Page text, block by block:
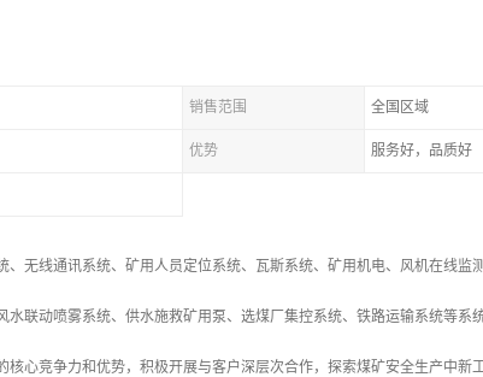
销售范围 全国区域
优势 服务好，品质好
无线通讯系统、矿用人员定位系统、瓦斯系统、矿用机电、风机在线监
联动喷雾系统、供水施救矿用泵、选煤厂集控系统、铁路运输系统等系
心竞争力和优势，积极开展与客户深层次合作，探索煤矿安全生产中新